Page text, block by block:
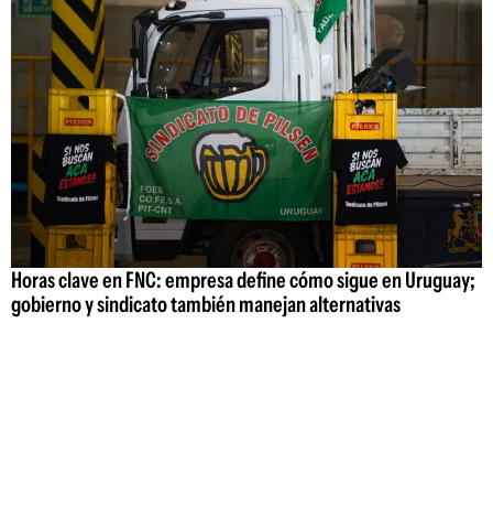
Horas clave en FNC: empresa define cómo sigue en Uruguay;
gobierno y sindicato también manejan alternativas